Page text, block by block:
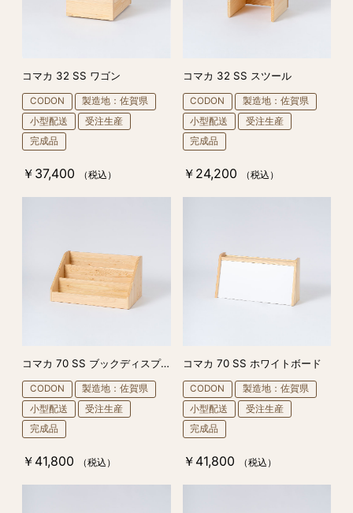
コマカ 32 SS ワゴン
CODON
製造地：佐賀県
小型配送
受注生産
完成品
￥37,400 （税込）
コマカ 32 SS スツール
CODON
製造地：佐賀県
小型配送
受注生産
完成品
￥24,200 （税込）
コマカ 70 SS ブックディスプレイ
CODON
製造地：佐賀県
小型配送
受注生産
完成品
￥41,800 （税込）
コマカ 70 SS ホワイトボード
CODON
製造地：佐賀県
小型配送
受注生産
完成品
￥41,800 （税込）